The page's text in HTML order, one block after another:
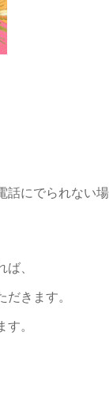
話にでられない場
、
きます。
。